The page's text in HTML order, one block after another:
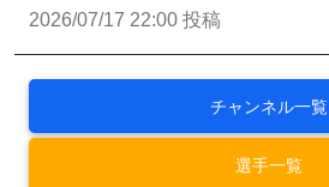
2026/07/17 22:00 投稿
チャンネル一覧
選手一覧